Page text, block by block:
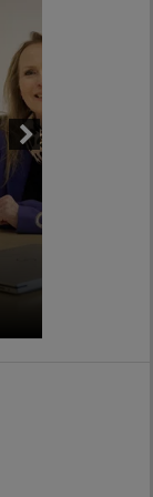
Next